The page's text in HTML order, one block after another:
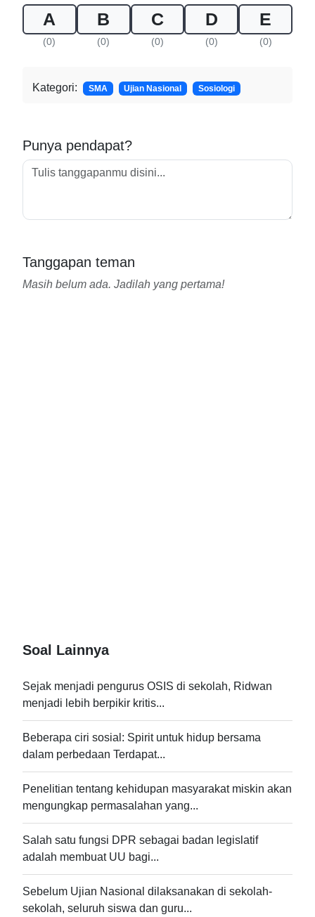
A
(0)
B
(0)
C
(0)
D
(0)
E
(0)
Kategori: SMA Ujian Nasional Sosiologi
Punya pendapat?
Tanggapan teman
Masih belum ada. Jadilah yang pertama!
Soal Lainnya
Sejak menjadi pengurus OSIS di sekolah, Ridwan
menjadi lebih berpikir kritis...
Beberapa ciri sosial: Spirit untuk hidup bersama
dalam perbedaan Terdapat...
Penelitian tentang kehidupan masyarakat miskin akan
mengungkap permasalahan yang...
Salah satu fungsi DPR sebagai badan legislatif
adalah membuat UU bagi...
Sebelum Ujian Nasional dilaksanakan di sekolah-
sekolah, seluruh siswa dan guru...